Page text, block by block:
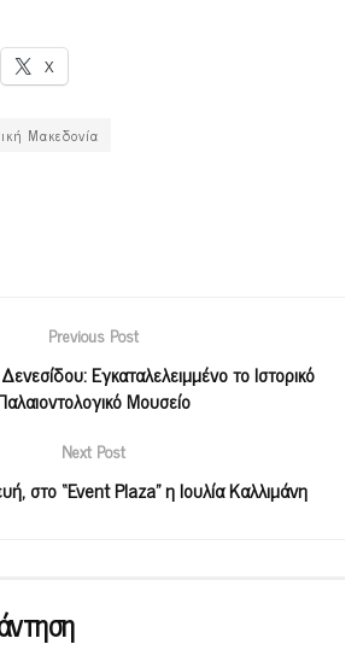
X
Μακεδονία
Previous Post
Eγκαταλελειμμένο το Ιστορικό
Μουσείο
Next Post
στο “Event Plaza” η Ιουλία Καλλιμάνη